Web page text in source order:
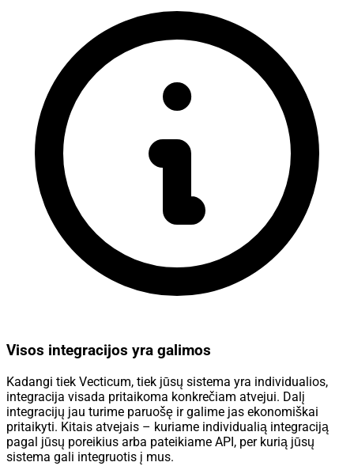
Visos integracijos yra galimos
Kadangi tiek Vecticum, tiek jūsų sistema yra individualios,
integracija visada pritaikoma konkrečiam atvejui. Dalį
integracijų jau turime paruošę ir galime jas ekonomiškai
pritaikyti. Kitais atvejais – kuriame individualią integraciją
pagal jūsų poreikius arba pateikiame API, per kurią jūsų
sistema gali integruotis į mus.